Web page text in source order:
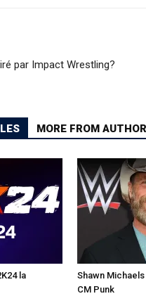
par Impact Wrestling?
MORE FROM AUTHOR
la
Shawn
CM Punk